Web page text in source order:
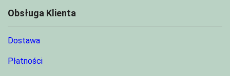
Obsługa Klienta
Dostawa
Płatności